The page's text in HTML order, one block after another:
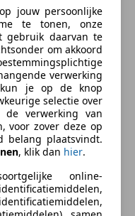
kunt u contact op
mogelijkheid. 010
OPENINGSTIJDEN,
06-
jouw persoonlijke
te tonen, onze
gebruik daarvan te
om akkoord
verwerking
kun je op de knop
selectie over
verwerking van
voor zover deze op
belang plaatsvindt.
, klik dan hier.
online-